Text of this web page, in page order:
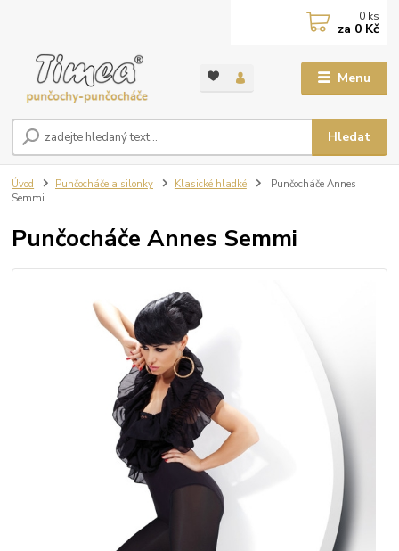
Menu
Hledat
0 ks
za 0 Kč
Úvod Punčocháče a silonky Klasické hladké
Punčocháče Annes
Semmi
Punčocháče Annes Semmi